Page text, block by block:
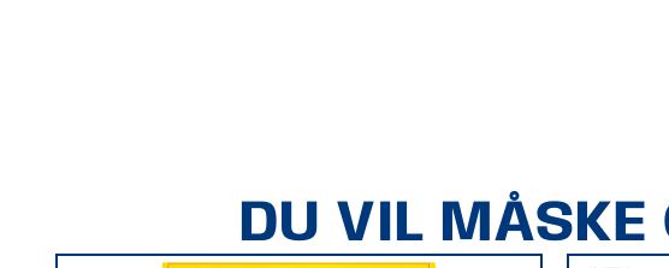
DU VIL MÅSKE